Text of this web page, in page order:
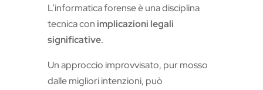
L’informatica forense è una disciplina
tecnica conimplicazioni legali
significative.
Un approccio improvvisato, pur mosso
dalle migliori intenzioni, può